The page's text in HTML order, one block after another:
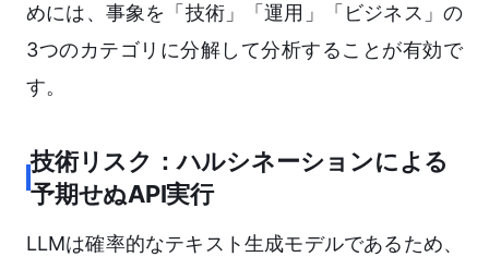
めには、事象を「技術」「運用」「ビジネス」の
3つのカテゴリに分解して分析することが有効で
す。
技術リスク：ハルシネーションによる
予期せぬAPI実行
LLMは確率的なテキスト生成モデルであるため、